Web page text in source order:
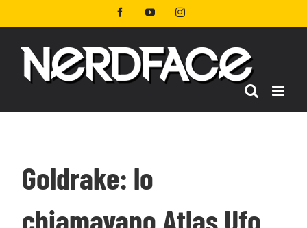
al
FacebookYouTubeInstagram
Goldrake: lo
chiamavano Atlas Ufo